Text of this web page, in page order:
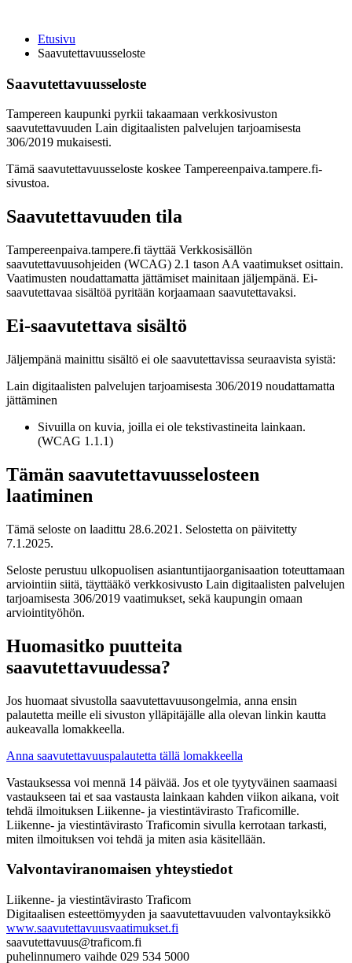
Etusivu
Saavutettavuusseloste
Saavutettavuusseloste
Tampereen kaupunki pyrkii takaamaan verkkosivuston
saavutettavuuden Lain digitaalisten palvelujen tarjoamisesta
306/2019 mukaisesti.
Tämä saavutettavuusseloste koskee Tampereenpaiva.tampere.fi-
sivustoa.
Saavutettavuuden tila
Tampereenpaiva.tampere.fi täyttää Verkkosisällön
saavutettavuusohjeiden (WCAG) 2.1 tason AA vaatimukset osittain.
Vaatimusten noudattamatta jättämiset mainitaan jäljempänä. Ei-
saavutettavaa sisältöä pyritään korjaamaan saavutettavaksi.
Ei-saavutettava sisältö
Jäljempänä mainittu sisältö ei ole saavutettavissa seuraavista syistä:
Lain digitaalisten palvelujen tarjoamisesta 306/2019 noudattamatta
jättäminen
Sivuilla on kuvia, joilla ei ole tekstivastineita lainkaan.
(WCAG 1.1.1)
Tämän saavutettavuusselosteen
laatiminen
Tämä seloste on laadittu 28.6.2021. Selostetta on päivitetty
7.1.2025.
Seloste perustuu ulkopuolisen asiantuntijaorganisaation toteuttamaan
arviointiin siitä, täyttääkö verkkosivusto Lain digitaalisten palvelujen
tarjoamisesta 306/2019 vaatimukset, sekä kaupungin omaan
arviointityöhön.
Huomasitko puutteita
saavutettavuudessa?
Jos huomaat sivustolla saavutettavuusongelmia, anna ensin
palautetta meille eli sivuston ylläpitäjälle alla olevan linkin kautta
aukeavalla lomakkeella.
Anna saavutettavuuspalautetta tällä lomakkeella
Vastauksessa voi mennä 14 päivää. Jos et ole tyytyväinen saamaasi
vastaukseen tai et saa vastausta lainkaan kahden viikon aikana, voit
tehdä ilmoituksen Liikenne- ja viestintävirasto Traficomille.
Liikenne- ja viestintävirasto Traficomin sivulla kerrotaan tarkasti,
miten ilmoituksen voi tehdä ja miten asia käsitellään.
Valvontaviranomaisen yhteystiedot
Liikenne- ja viestintävirasto Traficom
Digitaalisen esteettömyyden ja saavutettavuuden valvontayksikkö
www.saavutettavuusvaatimukset.fi
saavutettavuus@traficom.fi
puhelinnumero vaihde 029 534 5000